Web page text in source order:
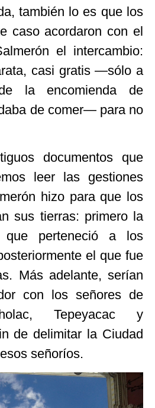
también lo es que los
caso acordaron con el
el intercambio:
casi gratis —sólo a
la encomienda de
de comer— para no
documentos que
leer las gestiones
hizo para que los
sus tierras: primero la
perteneció a los
el que fue
Más adelante, serían
con los señores de
Tepeyacac y
de delimitar la Ciudad
señoríos.